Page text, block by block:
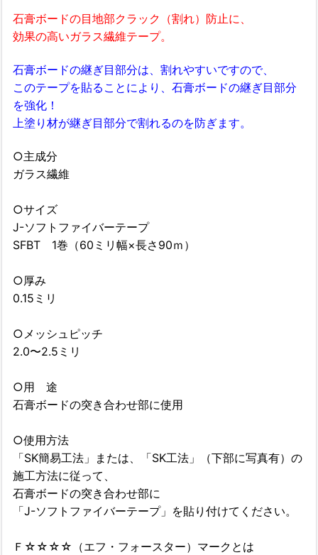
石膏ボードの目地部クラック（割れ）防止に、
効果の高いガラス繊維テープ。
石膏ボードの継ぎ目部分は、割れやすいですので、
このテープを貼ることにより、石膏ボードの継ぎ目部分
を強化！
上塗り材が継ぎ目部分で割れるのを防ぎます。
○主成分
ガラス繊維
○サイズ
J-ソフトファイバーテープ
SFBT 1巻（60ミリ幅×長さ90ｍ）
○厚み
0.15ミリ
○メッシュピッチ
2.0〜2.5ミリ
○用 途
石膏ボードの突き合わせ部に使用
○使用方法
「SK簡易工法」または、「SK工法」（下部に写真有）の
施工方法に従って、
石膏ボードの突き合わせ部に
「J-ソフトファイバーテープ」を貼り付けてください。
Ｆ☆☆☆☆（エフ・フォースター）マークとは